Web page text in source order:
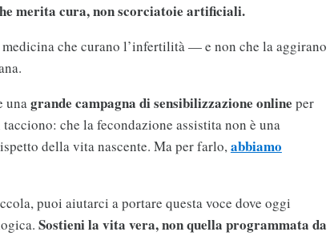
merita cura, non scorciatoie artificiali.
che curano l’infertilità — e non che la aggirano
unagrande campagna di sensibilizzazione online per
che la fecondazione assistita non è una
della vita nascente. Ma per farlo,abbiamo
puoi aiutarci a portare questa voce dove oggi
Sostieni la vita vera, non quella programmata da